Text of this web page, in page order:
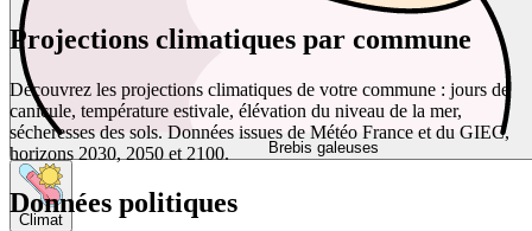
Brebis galeuses
Climat
Projections climatiques par commune
Découvrez les projections climatiques de votre commune : jours de
canicule, température estivale, élévation du niveau de la mer,
sécheresses des sols. Données issues de Météo France et du GIEC,
horizons 2030, 2050 et 2100.
Données politiques